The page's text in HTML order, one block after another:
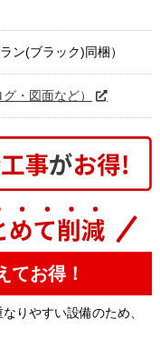
ン(ブラック)同梱）
・図面など）
てお得！
りやすい設備のため、